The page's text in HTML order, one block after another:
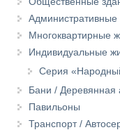
Административные
Многоквартирные
Индивидуальные
Серия
Бани / Деревянная
Павильоны
Транспорт /